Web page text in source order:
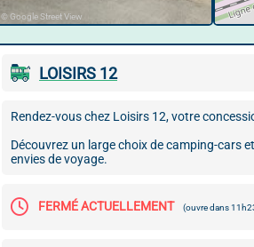
© Google Street View
LOISIRS 12
Rendez-vous chez Loisirs 12, votre
Découvrez un large choix de camping-cars
envies de voyage.
FERMÉ ACTUELLEMENT (ouvre dans